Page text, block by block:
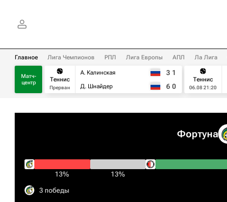
Главное Лига Чемпионов РПЛ Лига Европы АПЛ Ла Лига
Матч-
центр
Теннис
Прерван
А. Калинская
Д. Шнайдер
3 1
6 0
Теннис
06.08 21:20
Фортуна
13% 13%
3 победы